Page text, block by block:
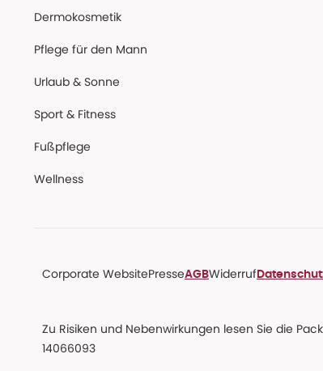
Dermokosmetik
Pflege für den Mann
Urlaub & Sonne
Sport & Fitness
Fußpflege
Wellness
Corporate WebsitePresseAGBWiderruf
Zu Risiken und Nebenwirkungen lesen Sie die
14066093